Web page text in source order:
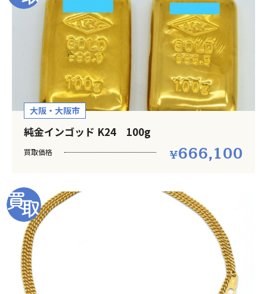
大阪・大阪市
純金インゴッド K24 100g
買取価格 666,100